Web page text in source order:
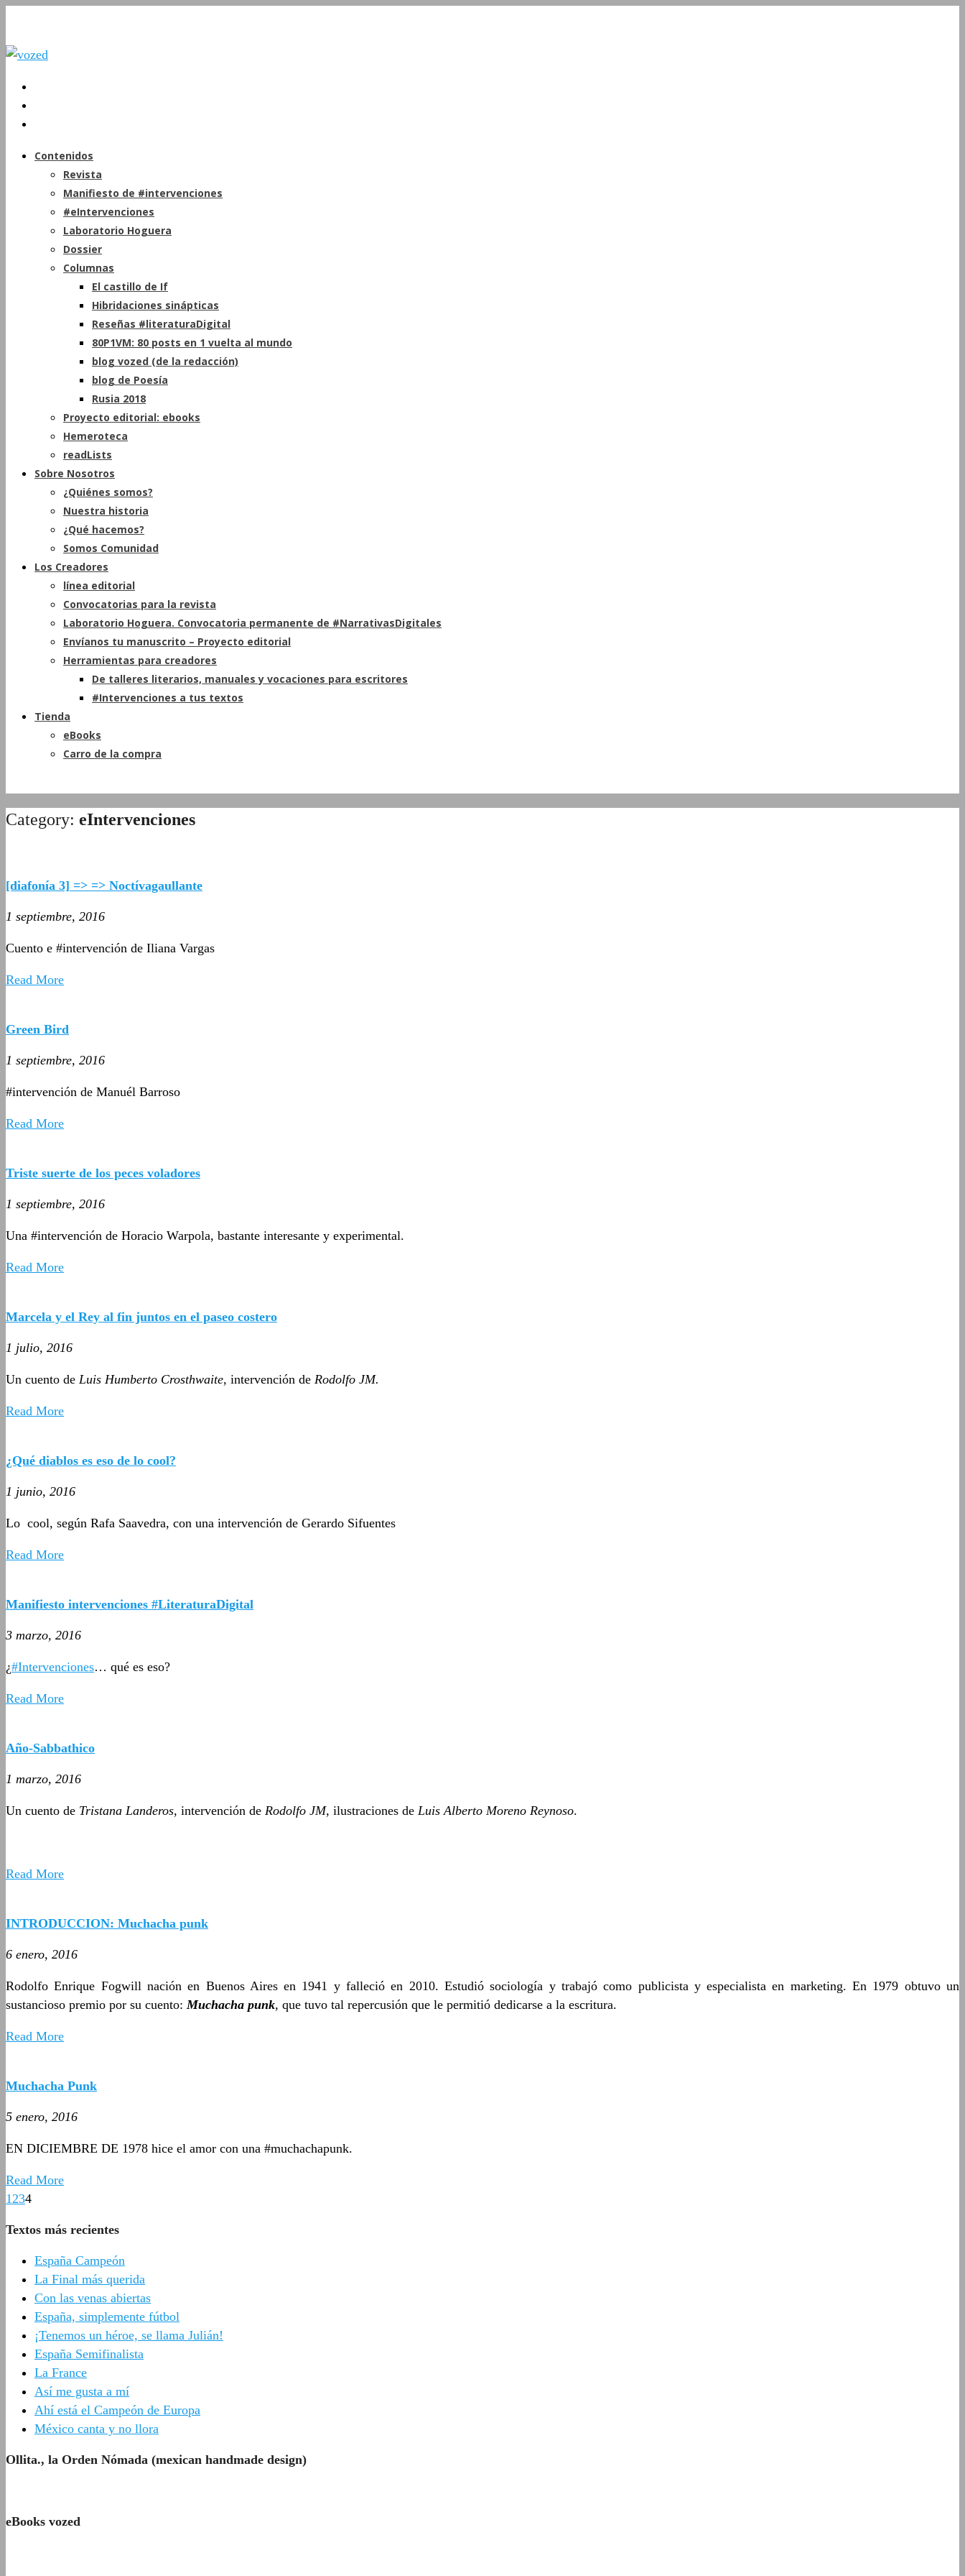
Contenidos
Revista
Manifiesto de #intervenciones
#eIntervenciones
Laboratorio Hoguera
Dossier
Columnas
El castillo de If
Hibridaciones sinápticas
Reseñas #literaturaDigital
80P1VM: 80 posts en 1 vuelta al mundo
blog vozed (de la redacción)
blog de Poesía
Rusia 2018
Proyecto editorial: ebooks
Hemeroteca
readLists
Sobre Nosotros
¿Quiénes somos?
Nuestra historia
¿Qué hacemos?
Somos Comunidad
Los Creadores
línea editorial
Convocatorias para la revista
Laboratorio Hoguera. Convocatoria permanente de #NarrativasDigitales
Envíanos tu manuscrito – Proyecto editorial
Herramientas para creadores
De talleres literarios, manuales y vocaciones para escritores
#Intervenciones a tus textos
Tienda
eBooks
Carro de la compra
Category: eIntervenciones
[diafonía 3] => => Noctívagaullante
1 septiembre, 2016
Cuento e #intervención de Iliana Vargas
Read More
Green Bird
1 septiembre, 2016
#intervención de Manuél Barroso
Read More
Triste suerte de los peces voladores
1 septiembre, 2016
Una #intervención de Horacio Warpola, bastante interesante y experimental.
Read More
Marcela y el Rey al fin juntos en el paseo costero
1 julio, 2016
Un cuento de Luis Humberto Crosthwaite, intervención de Rodolfo JM.
Read More
¿Qué diablos es eso de lo cool?
1 junio, 2016
Lo cool, según Rafa Saavedra, con una intervención de Gerardo Sifuentes
Read More
Manifiesto intervenciones #LiteraturaDigital
3 marzo, 2016
¿#Intervenciones… qué es eso?
Read More
Año-Sabbathico
1 marzo, 2016
Un cuento de Tristana Landeros, intervención de Rodolfo JM, ilustraciones de Luis Alberto Moreno Reynoso.
Read More
INTRODUCCION: Muchacha punk
6 enero, 2016
Rodolfo Enrique Fogwill nación en Buenos Aires en 1941 y falleció en 2010. Estudió sociología y trabajó como publicista y especialista en marketing. En 1979 obtuvo un
sustancioso premio por su cuento: Muchacha punk, que tuvo tal repercusión que le permitió dedicarse a la escritura.
Read More
Muchacha Punk
5 enero, 2016
EN DICIEMBRE DE 1978 hice el amor con una #muchachapunk.
Read More
1 234
Textos más recientes
España Campeón
La Final más querida
Con las venas abiertas
España, simplemente fútbol
¡Tenemos un héroe, se llama Julián!
España Semifinalista
La France
Así me gusta a mí
Ahí está el Campeón de Europa
México canta y no llora
Ollita., la Orden Nómada (mexican handmade design)
eBooks vozed